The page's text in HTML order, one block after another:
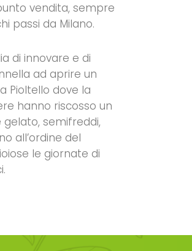
vendita, sempre
passi da Milano.
di innovare e di
ad aprire un
Pioltello dove la
hanno riscosso un
semifreddi,
all’ordine del
le giornate di